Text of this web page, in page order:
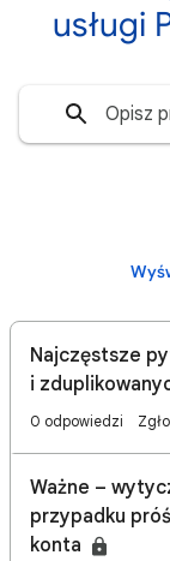
usługi
Najczęstsze
i
0 odpowiedzi
Ważne –
przypadku
konta